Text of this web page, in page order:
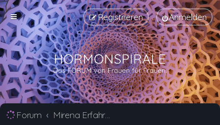
Anmelden
Registrieren
Forum Mirena Erfahrungsberichte und Nebenwirkungen